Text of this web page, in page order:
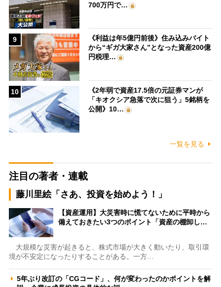
700万円で…
9
《利益は年5億円前後》住み込みバイト
から“ギガ大家さん”となった資産200億
円税理…
10
《2年弱で資産17.5倍の元証券マンが
「キオクシア急落で次に狙う」5銘柄を
公開》10…
一覧を見る
注目の著者・連載
藤川里絵「さあ、投資を始めよう！」
【資産運用】大災害時に慌てないために平時から
備えておきたい3つのポイント「資産の棚卸し…
大規模な災害が起きると、株式市場が大きく動いたり、取引環
境が不安定になったりすることがある。一方…
5年ぶり改訂の「CGコード」、何が変わったのかポイントを解